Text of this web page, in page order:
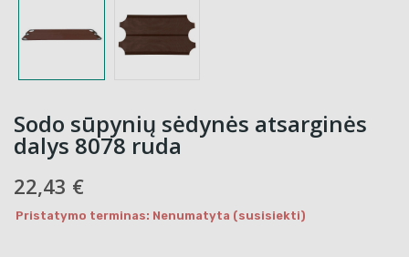
Sodo sūpynių sėdynės atsarginės
dalys 8078 ruda
22,43 €
Pristatymo terminas: Nenumatyta (susisiekti)